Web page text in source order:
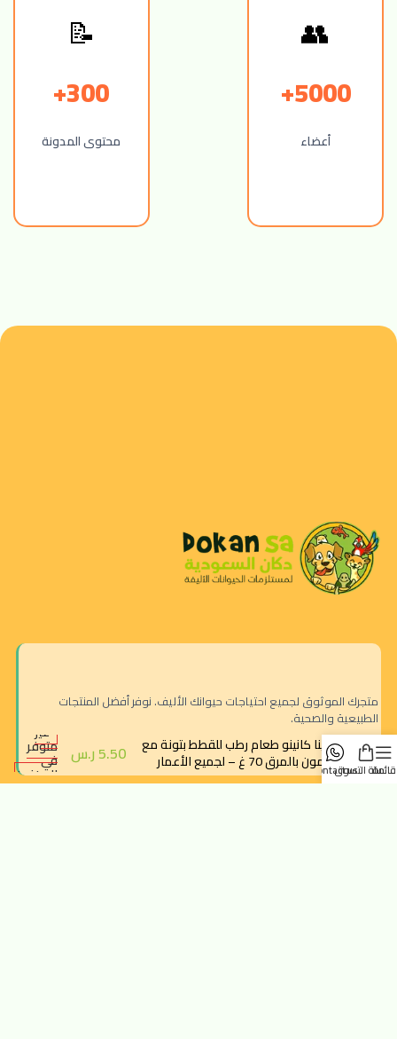
👥
5000+
أعضاء
📝
300+
محتوى المدونة
متجرك الموثوق لجميع احتياجات حيوانك الأليف. نوفر أفضل المنتجات
الطبيعية والصحية.
قائمةسلة التسوقcontact us
فيلينا كانينو طعام رطب للقطط بتونة مع
سلمون بالمرق 70 غ – لجميع الأعمار 5.50 ر.س
غير
متوفر
في
المخزون